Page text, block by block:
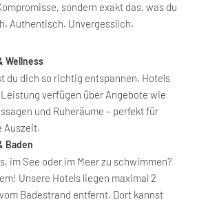
sondern exakt das, was du
Authentisch. Unvergesslich.
Wellness
du dich so richtig entspannen. Hotels
verfügen über Angebote wie
und Ruheräume – perfekt für
Auszeit.
Baden
im See oder im Meer zu schwimmen?
Unsere Hotels liegen maximal 2
Badestrand entfernt. Dort kannst